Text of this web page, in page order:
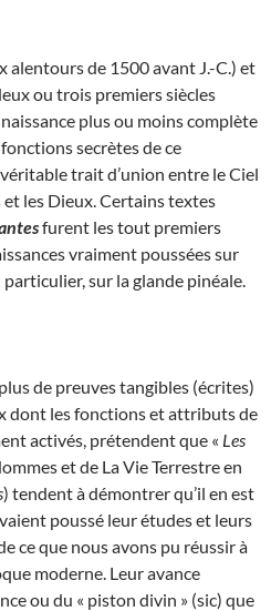
alentours de 1500 avant J.-C.) et
ou trois premiers siècles
plus ou moins complète
secrètes de ce
trait d’union entre le Ciel
et les Dieux. Certains textes
furent les tout premiers
vraiment poussées sur
sur la glande pinéale.
de preuves tangibles (écrites)
dont les fonctions et attributs de
activés, prétendent que « Les
et de La Vie Terrestre en
) tendent à démontrer qu’il en est
poussé leur études et leurs
ce que nous avons pu réussir à
moderne. Leur avance
ou du « piston divin » (sic) que